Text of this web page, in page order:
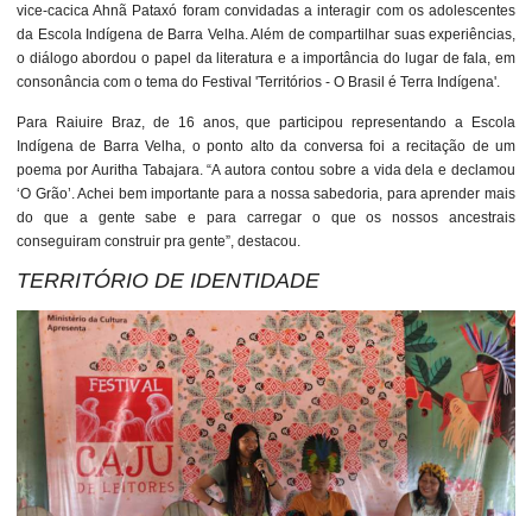
vice-cacica Ahnã Pataxó foram convidadas a interagir com os adolescentes
da Escola Indígena de Barra Velha. Além de compartilhar suas experiências,
o diálogo abordou o papel da literatura e a importância do lugar de fala, em
consonância com o tema do Festival 'Territórios - O Brasil é Terra Indígena'.
Para Raiuire Braz, de 16 anos, que participou representando a Escola
Indígena de Barra Velha, o ponto alto da conversa foi a recitação de um
poema por Auritha Tabajara. “A autora contou sobre a vida dela e declamou
‘O Grão’. Achei bem importante para a nossa sabedoria, para aprender mais
do que a gente sabe e para carregar o que os nossos ancestrais
conseguiram construir pra gente”, destacou.
TERRITÓRIO DE IDENTIDADE